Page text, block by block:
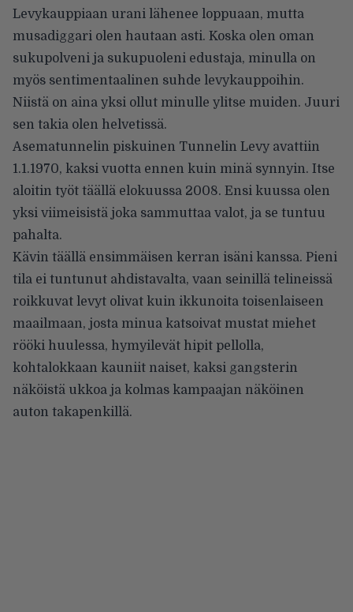
Levykauppiaan urani lähenee loppuaan, mutta
musadiggari olen hautaan asti. Koska olen oman
sukupolveni ja sukupuoleni edustaja, minulla on
myös sentimentaalinen suhde levykauppoihin.
Niistä on aina yksi ollut minulle ylitse muiden. Juuri
sen takia olen helvetissä.
Asematunnelin piskuinen Tunnelin Levy avattiin
1.1.1970, kaksi vuotta ennen kuin minä synnyin. Itse
aloitin työt täällä elokuussa 2008. Ensi kuussa olen
yksi viimeisistä joka sammuttaa valot, ja se tuntuu
pahalta.
Kävin täällä ensimmäisen kerran isäni kanssa. Pieni
tila ei tuntunut ahdistavalta, vaan seinillä telineissä
roikkuvat levyt olivat kuin ikkunoita toisenlaiseen
maailmaan, josta minua katsoivat mustat miehet
rööki huulessa, hymyilevät hipit pellolla,
kohtalokkaan kauniit naiset, kaksi gangsterin
näköistä ukkoa ja kolmas kampaajan näköinen
auton takapenkillä.